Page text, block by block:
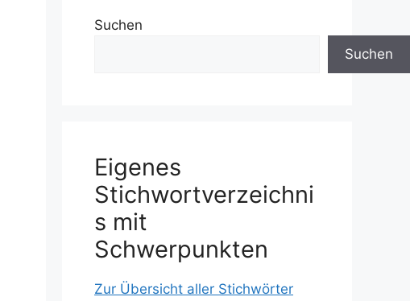
Suchen
Suchen
Eigenes
Stichwortverzeichni
s mit
Schwerpunkten
Zur Übersicht aller Stichwörter